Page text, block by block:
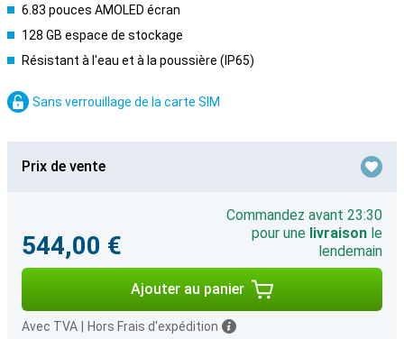
6.83 pouces AMOLED écran
128 GB espace de stockage
Résistant à l'eau et à la poussière (IP65)
Sans verrouillage de la carte SIM
Prix de vente
544,00 €
Commandez avant 23:30
pour une livraison le
lendemain
Ajouter au panier
Avec TVA Hors Frais d'expédition